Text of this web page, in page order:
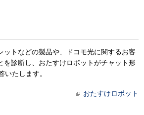
ットなどの製品や、ドコモ光に関するお客
を診断し、おたすけロボットがチャット形
いたします。
おたすけロボット